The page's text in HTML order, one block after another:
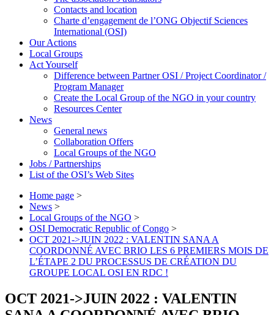
Contacts and location
Charte d’engagement de l’ONG Objectif Sciences
International (OSI)
Our Actions
Local Groups
Act Yourself
Difference between Partner OSI / Project Coordinator /
Program Manager
Create the Local Group of the NGO in your country
Resources Center
News
General news
Collaboration Offers
Local Groups of the NGO
Jobs / Partnerships
List of the OSI’s Web Sites
Home page >
News >
Local Groups of the NGO >
OSI Democratic Republic of Congo >
OCT 2021->JUIN 2022 : VALENTIN SANA A
COORDONNÉ AVEC BRIO LES 6 PREMIERS MOIS DE
L’ÉTAPE 2 DU PROCESSUS DE CRÉATION DU
GROUPE LOCAL OSI EN RDC !
OCT 2021->JUIN 2022 : VALENTIN